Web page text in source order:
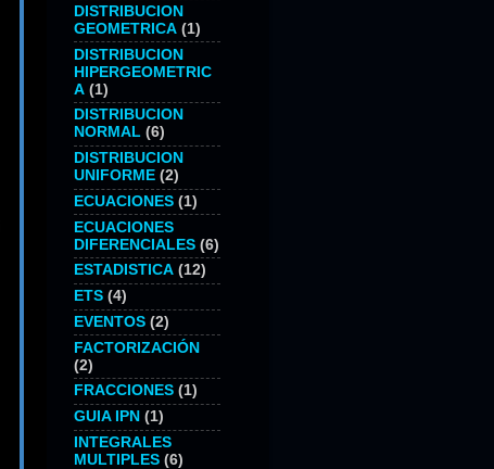
DISTRIBUCION
GEOMETRICA (1)
DISTRIBUCION
HIPERGEOMETRIC
A (1)
DISTRIBUCION
NORMAL (6)
DISTRIBUCION
UNIFORME (2)
ECUACIONES (1)
ECUACIONES
DIFERENCIALES (6)
ESTADISTICA (12)
ETS (4)
EVENTOS (2)
FACTORIZACIÓN
(2)
FRACCIONES (1)
GUIA IPN (1)
INTEGRALES
MULTIPLES (6)